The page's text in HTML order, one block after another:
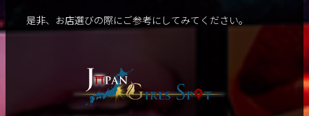
是非、お店選びの際にご参考にしてみてください。